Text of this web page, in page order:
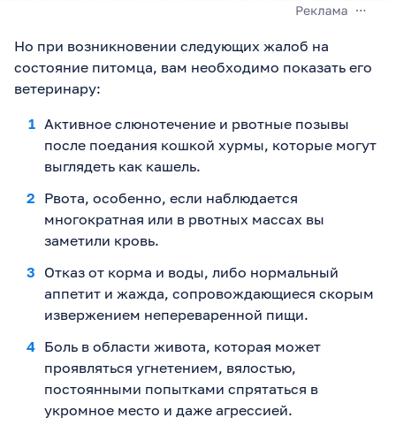
Но при возникновении следующих жалоб на
состояние питомца, вам необходимо показать его
ветеринару:
Активное слюнотечение и рвотные позывы
после поедания кошкой хурмы, которые могут
выглядеть как кашель.
Рвота, особенно, если наблюдается
многократная или в рвотных массах вы
заметили кровь.
Отказ от корма и воды, либо нормальный
аппетит и жажда, сопровождающиеся скорым
извержением непереваренной пищи.
Боль в области живота, которая может
проявляться угнетением, вялостью,
постоянными попытками спрятаться в
укромное место и даже агрессией.